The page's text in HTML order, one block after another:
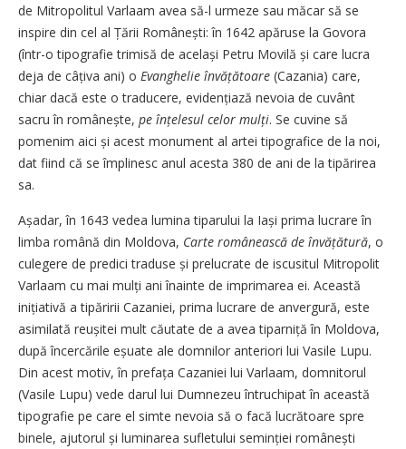
de Mitropolitul Varlaam avea să-l urmeze sau măcar să se
inspire din cel al Țării Românești: în 1642 apăruse la Govora
(într-o tipografie trimisă de același Petru Movilă și care lucra
deja de câțiva ani) o Evanghelie învățătoare (Cazania) care,
chiar dacă este o traducere, evidențiază nevoia de cuvânt
sacru în româ­nește, pe înțelesul celor mulți. Se cuvine să
pomenim aici și acest monument al artei tipografice de la noi,
dat fiind că se împlinesc anul acesta 380 de ani de la tipărirea
sa.
Așadar, în 1643 vedea lumina tiparului la Iași prima lucrare în
limba română din Moldova, Carte românească de învățătură, o
culegere de predici traduse și prelucrate de iscusitul Mitropolit
Varlaam cu mai mulți ani înainte de imprimarea ei. Această
inițiativă a tipăririi Cazaniei, prima lucrare de anvergură, este
asimilată reușitei mult căutate de a avea tiparniță în Moldova,
după încercările eșuate ale domnilor anteriori lui Vasile Lupu.
Din acest motiv, în prefața Cazaniei lui Varlaam, domnitorul
(Vasile Lupu) vede darul lui Dumnezeu întruchipat în această
tipografie pe care el simte nevoia să o facă lucrătoare spre
binele, ajutorul și luminarea sufletului seminției românești